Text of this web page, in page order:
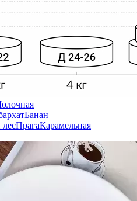
Банан
ПрагаКарамельная